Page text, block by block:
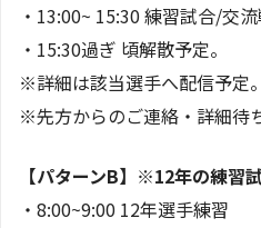
・13:00~ 15:30 練習試合/交
・15:30過ぎ 頃解散予定。
※詳細は該当選手へ配信予定。
※先方からのご連絡・詳細待
【パターンB】※12年の練習
・8:00~9:00 12年選手練習